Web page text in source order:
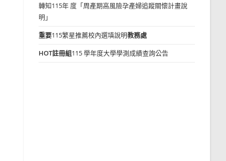
轉知115年 度「周產期高風險孕產婦追蹤關懷計畫說
明」
重要115繁星推薦校內選填說明教務處
HOT註冊組115 學年度大學學測成績查詢公告